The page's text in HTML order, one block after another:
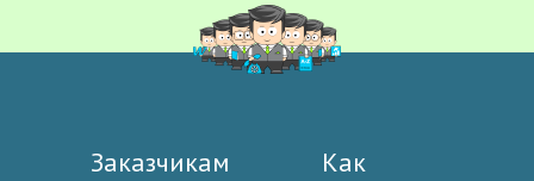
Заказчикам
Как